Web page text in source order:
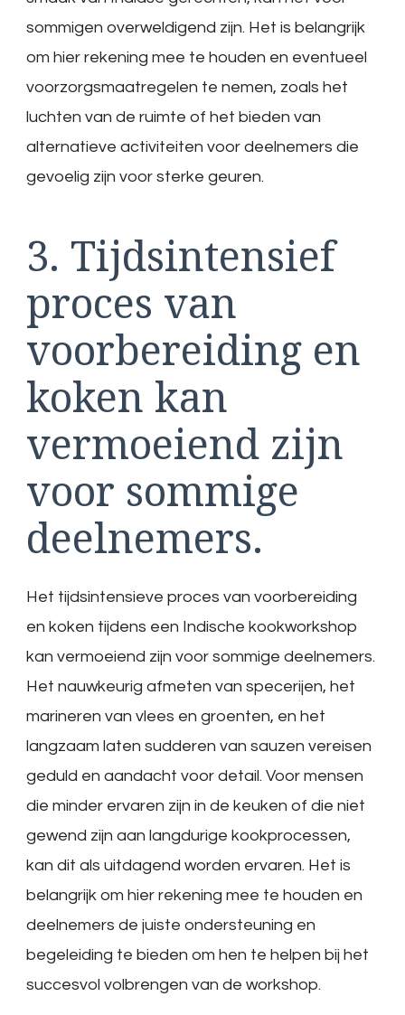
sommigen overweldigend zijn. Het is belangrijk
om hier rekening mee te houden en eventueel
voorzorgsmaatregelen te nemen, zoals het
luchten van de ruimte of het bieden van
alternatieve activiteiten voor deelnemers die
gevoelig zijn voor sterke geuren.
3. Tijdsintensief
proces van
voorbereiding en
koken kan
vermoeiend zijn
voor sommige
deelnemers.
Het tijdsintensieve proces van voorbereiding
en koken tijdens een Indische kookworkshop
kan vermoeiend zijn voor sommige deelnemers.
Het nauwkeurig afmeten van specerijen, het
marineren van vlees en groenten, en het
langzaam laten sudderen van sauzen vereisen
geduld en aandacht voor detail. Voor mensen
die minder ervaren zijn in de keuken of die niet
gewend zijn aan langdurige kookprocessen,
kan dit als uitdagend worden ervaren. Het is
belangrijk om hier rekening mee te houden en
deelnemers de juiste ondersteuning en
begeleiding te bieden om hen te helpen bij het
succesvol volbrengen van de workshop.